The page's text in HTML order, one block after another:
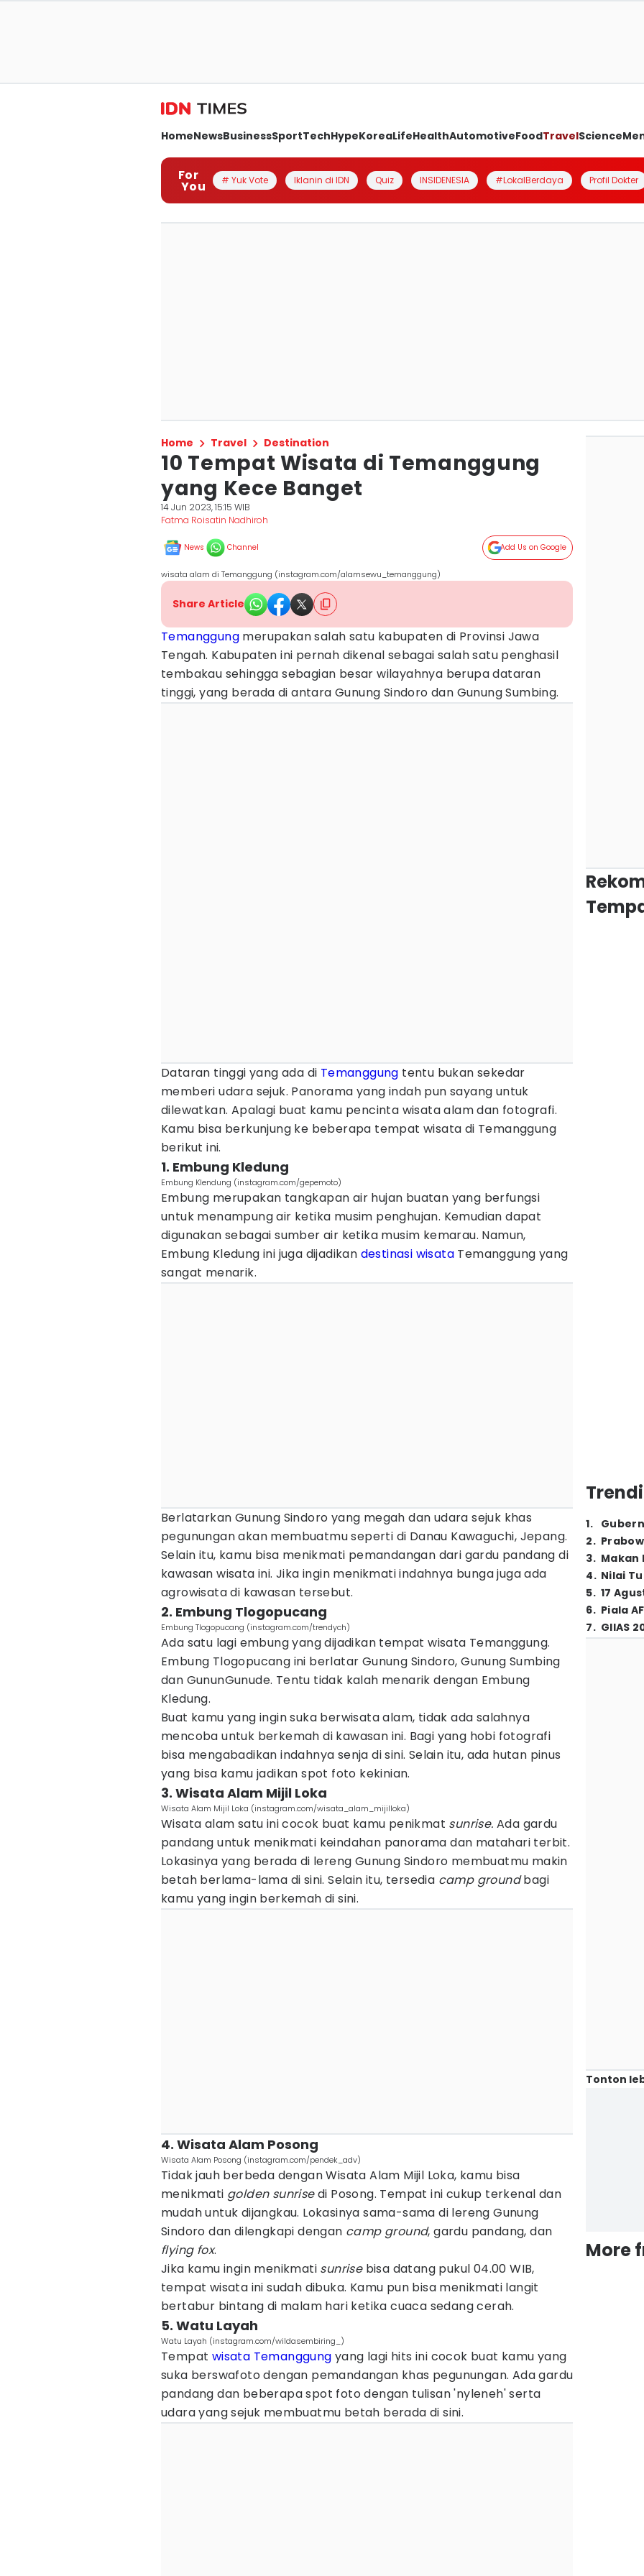
HomeNewsBusinessSportTechHypeKoreaLifeHealthAutomotiveFoodTravelScience
For
You # Yuk Vote Iklanin di IDN Quiz INSIDENESIA #LokalBerdaya Profil Dokter
Home Travel Destination
10 Tempat Wisata di Temanggung
yang Kece Banget
14 Jun 2023, 15:15 WIB
Fatma Roisatin Nadhiroh
News Channel Add Us on Google
wisata alam di Temanggung (instagram.com/alamsewu_temanggung)
Share Article
Temanggung merupakan salah satu kabupaten di Provinsi Jawa
Tengah. Kabupaten ini pernah dikenal sebagai salah satu penghasil
tembakau sehingga sebagian besar wilayahnya berupa dataran
tinggi, yang berada di antara Gunung Sindoro dan Gunung Sumbing.
Dataran tinggi yang ada di Temanggung tentu bukan sekedar
memberi udara sejuk. Panorama yang indah pun sayang untuk
dilewatkan. Apalagi buat kamu pencinta wisata alam dan fotografi.
Kamu bisa berkunjung ke beberapa tempat wisata di Temanggung
berikut ini.
1. Embung Kledung
Embung Klendung (instagram.com/gepemoto)
Embung merupakan tangkapan air hujan buatan yang berfungsi
untuk menampung air ketika musim penghujan. Kemudian dapat
digunakan sebagai sumber air ketika musim kemarau. Namun,
Embung Kledung ini juga dijadikan destinasi wisata Temanggung yang
sangat menarik.
Berlatarkan Gunung Sindoro yang megah dan udara sejuk khas
pegunungan akan membuatmu seperti di Danau Kawaguchi, Jepang.
Selain itu, kamu bisa menikmati pemandangan dari gardu pandang di
kawasan wisata ini. Jika ingin menikmati indahnya bunga juga ada
agrowisata di kawasan tersebut.
2. Embung Tlogopucang
Embung Tlogopucang (instagram.com/trendych)
Ada satu lagi embung yang dijadikan tempat wisata Temanggung.
Embung Tlogopucang ini berlatar Gunung Sindoro, Gunung Sumbing
dan GununGunude. Tentu tidak kalah menarik dengan Embung
Kledung.
Buat kamu yang ingin suka berwisata alam, tidak ada salahnya
mencoba untuk berkemah di kawasan ini. Bagi yang hobi fotografi
bisa mengabadikan indahnya senja di sini. Selain itu, ada hutan pinus
yang bisa kamu jadikan spot foto kekinian.
3. Wisata Alam Mijil Loka
Wisata Alam Mijil Loka (instagram.com/wisata_alam_mijilloka)
Wisata alam satu ini cocok buat kamu penikmat sunrise.Ada gardu
pandang untuk menikmati keindahan panorama dan matahari terbit.
Lokasinya yang berada di lereng Gunung Sindoro membuatmu makin
betah berlama-lama di sini. Selain itu, tersedia camp groundbagi
kamu yang ingin berkemah di sini.
4. Wisata Alam Posong
Wisata Alam Posong (instagram.com/pendek_adv)
Tidak jauh berbeda dengan Wisata Alam Mijil Loka, kamu bisa
menikmati golden sunrisedi Posong. Tempat ini cukup terkenal dan
mudah untuk dijangkau. Lokasinya sama-sama di lereng Gunung
Sindoro dan dilengkapi dengan camp ground, gardu pandang, dan
flying fox.
Jika kamu ingin menikmati sunrise bisa datang pukul 04.00 WIB,
tempat wisata ini sudah dibuka. Kamu pun bisa menikmati langit
bertabur bintang di malam hari ketika cuaca sedang cerah.
5. Watu Layah
Watu Layah (instagram.com/wildasembiring_)
Tempat wisata Temanggung yang lagi hits ini cocok buat kamu yang
suka berswafoto dengan pemandangan khas pegunungan. Ada gardu
pandang dan beberapa spot foto dengan tulisan 'nyleneh' serta
udara yang sejuk membuatmu betah berada di sini.
1.
2.
3. Makan
4. Nilai
5. 17
6. Piala
7. GIIAS
Tonton
More